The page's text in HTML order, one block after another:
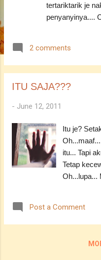
tertariktarik je
penyanyinya....
ANUAR ZAIN
tahulah apa
nak ambil port
yang dah sedia
maaflah..tak
ni...dan dia
yang tak kena
berpaling dan
membaca fikira...
2 comments
ITU SAJA???
- June 12, 2011
Itu je?
itu... Tapi
Tetap
Oh...lupa...
YF...Sabar...
Post a Comment